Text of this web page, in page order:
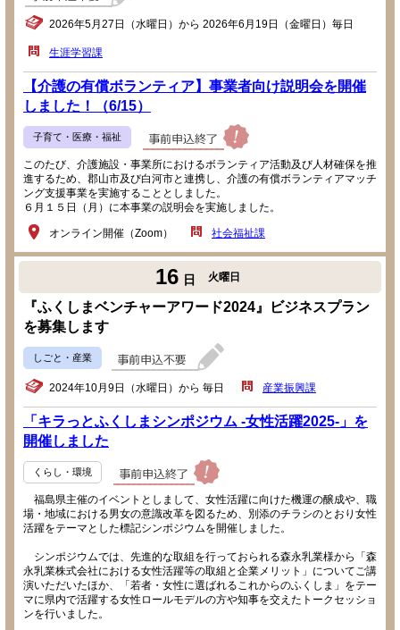
2026年5月27日（水曜日）から 2026年6月19日（金曜日）毎日
生涯学習課
【介護の有償ボランティア】事業者向け説明会を開催
しました！（6/15）
子育て・医療・福祉
このたび、介護施設・事業所におけるボランティア活動及び人材確保を推
進するため、郡山市及び白河市と連携し、介護の有償ボランティアマッチ
ング支援事業を実施することとしました。
６月１５日（月）に本事業の説明会を実施しました。
オンライン開催（Zoom） 社会福祉課
16 日 火曜日
『ふくしまベンチャーアワード2024』ビジネスプラン
を募集します
しごと・産業
2024年10月9日（水曜日）から 毎日 産業振興課
「キラっとふくしまシンポジウム -女性活躍2025-」を
開催しました
くらし・環境
福島県主催のイベントとしまして、女性活躍に向けた機運の醸成や、職
場・地域における男女の意識改革を図るため、別添のチラシのとおり女性
活躍をテーマとした標記シンポジウムを開催しました。
シンポジウムでは、先進的な取組を行っておられる森永乳業様から「森
永乳業株式会社における女性活躍等の取組と企業メリット」についてご講
演いただいたほか、「若者・女性に選ばれるこれからのふくしま」をテー
マに県内で活躍する女性ロールモデルの方や知事を交えたトークセッショ
ンを行いました。